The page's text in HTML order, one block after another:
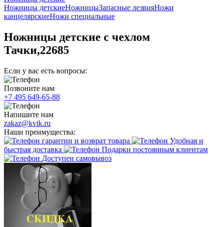
Ножницы детскиеНожницыЗапасные лезвияНожи
канцелярскиеНожи специальные
Ножницы детские с чехлом
Тачки,22685
Если у вас есть вопросы:
Позвоните нам
+7 495 649-65-88
Напишите нам
zakaz@kvik.ru
Наши преимущества:
гарантии и возврат товара
Удобная и
быстрая доставка
Подарки постоянным клиентам
Доступен самовывоз